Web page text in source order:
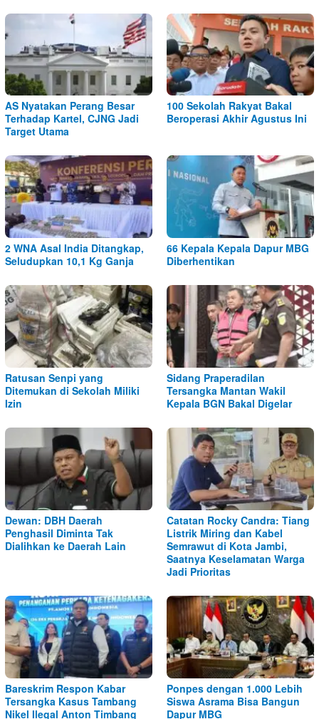
AS Nyatakan Perang Besar
Terhadap Kartel, CJNG Jadi
Target Utama
100 Sekolah Rakyat Bakal
Beroperasi Akhir Agustus Ini
2 WNA Asal India Ditangkap,
Seludupkan 10,1 Kg Ganja
66 Kepala Kepala Dapur MBG
Diberhentikan
Ratusan Senpi yang
Ditemukan di Sekolah Miliki
Izin
Sidang Praperadilan
Tersangka Mantan Wakil
Kepala BGN Bakal Digelar
Dewan: DBH Daerah
Penghasil Diminta Tak
Dialihkan ke Daerah Lain
Catatan Rocky Candra: Tiang
Listrik Miring dan Kabel
Semrawut di Kota Jambi,
Saatnya Keselamatan Warga
Jadi Prioritas
Bareskrim Respon Kabar
Tersangka Kasus Tambang
Nikel Ilegal Anton Timbang
Ponpes dengan 1.000 Lebih
Siswa Asrama Bisa Bangun
Dapur MBG